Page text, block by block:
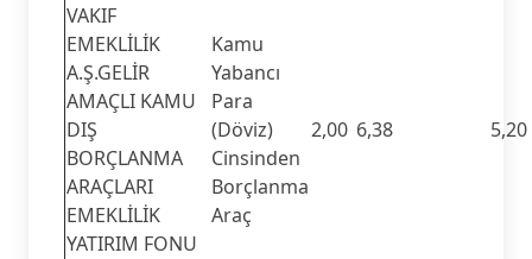
VAKIF
EMEKLİLİK
A.Ş.GELİR
AMAÇLI KAMU
DIŞ
BORÇLANMA
ARAÇLARI
EMEKLİLİK
YATIRIM FONU
Kamu
Yabancı
Para
(Döviz)
Cinsinden
Borçlanma
Araç
2,00 6,38 5,20